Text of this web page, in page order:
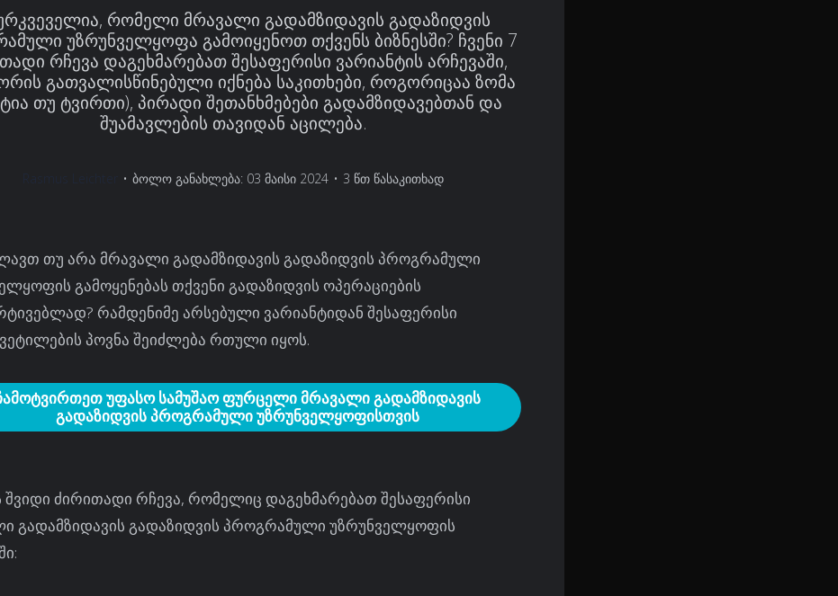
რომელი მრავალი გადამზიდავის გადაზიდვის
უზრუნველყოფა გამოიყენოთ თქვენს ბიზნესში? ჩვენი 7
რჩევა დაგეხმარებათ შესაფერისი ვარიანტის არჩევაში,
გათვალისწინებული იქნება საკითხები, როგორიცაა ზომა
თუ ტვირთი), პირადი შეთანხმებები გადამზიდავებთან და
შუამავლების თავიდან აცილება.
• ბოლო განახლება: 03 მაისი 2024 • 3 წთ წასაკითხად
თუ არა მრავალი გადამზიდავის გადაზიდვის პროგრამული
გამოყენებას თქვენი გადაზიდვის ოპერაციების
რამდენიმე არსებული ვარიანტიდან შესაფერისი
პოვნა შეიძლება რთული იყოს.
უფასო სამუშაო ფურცელი მრავალი გადამზიდავის
გადაზიდვის პროგრამული უზრუნველყოფისთვის
შვიდი ძირითადი რჩევა, რომელიც დაგეხმარებათ შესაფერისი
გადამზიდავის გადაზიდვის პროგრამული უზრუნველყოფის